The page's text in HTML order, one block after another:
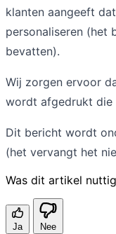
klanten aangeeft
personaliseren (het
bevatten).
Wij zorgen ervoor
wordt afgedrukt die
Dit bericht wordt
(het vervangt het
Was dit artikel
Ja Nee